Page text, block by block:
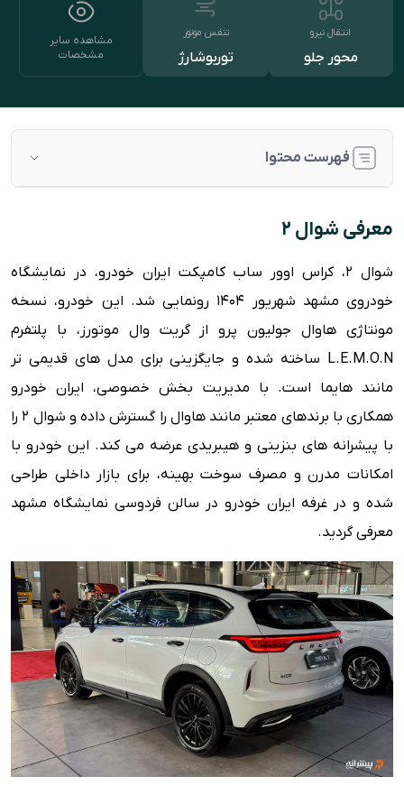
انتقال نیرو
محور جلو
تنفس موتور
توربوشارژ
مشاهده سایر
مشخصات
فهرست محتوا
بررسی طراحی ظاهری و بدنه
بررسی طراحی داخلی
پیشرانه و قوای فنی CHEVAL 2
رقبا شوال۲
امکانات ایمنی
ویژگی های رفاهی
مزایا و معایب
معرفی شوال ۲
شوال 2، کراس اوور ساب کامپکت ایران خودرو، در نمایشگاه
خودروی مشهد شهریور 1404 رونمایی شد. این خودرو، نسخه
مونتاژی هاوال جولیون پرو از گریت وال موتورز، با پلتفرم
L.E.M.O.N ساخته شده و جایگزینی برای مدل های قدیمی تر
مانند هایما است. با مدیریت بخش خصوصی، ایران خودرو
همکاری با برندهای معتبر مانند هاوال را گسترش داده و شوال 2 را
با پیشرانه های بنزینی و هیبریدی عرضه می کند. این خودرو با
امکانات مدرن و مصرف سوخت بهینه، برای بازار داخلی طراحی
شده و در غرفه ایران خودرو در سالن فردوسی نمایشگاه مشهد
معرفی گردید.